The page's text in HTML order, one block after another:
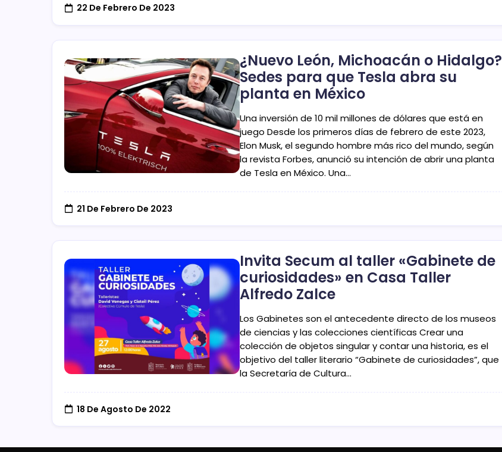
22 De Febrero De 2023
¿Nuevo León, Michoacán o Hidalgo?
Sedes para que Tesla abra su
planta en México
Una inversión de 10 mil millones de dólares que está en
juego Desde los primeros días de febrero de este 2023,
Elon Musk, el segundo hombre más rico del mundo, según
la revista Forbes, anunció su intención de abrir una planta
de Tesla en México. Una…
21 De Febrero De 2023
Invita Secum al taller «Gabinete de
curiosidades» en Casa Taller
Alfredo Zalce
Los Gabinetes son el antecedente directo de los museos
de ciencias y las colecciones científicas Crear una
colección de objetos singular y contar una historia, es el
objetivo del taller literario “Gabinete de curiosidades”, que
la Secretaría de Cultura…
18 De Agosto De 2022